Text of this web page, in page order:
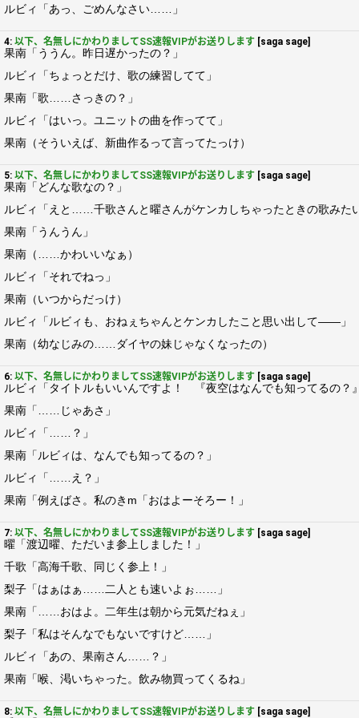
ルビィ「あっ、ごめんなさい……」
4: 以下、名無しにかわりましてSS速報VIPがお送りします [saga sage]
果南「ううん。昨日遅かったの？」
ルビィ「ちょっとだけ、歌の練習してて」
果南「歌……さっきの？」
ルビィ「はいっ。ユニットの曲を作ってて」
果南（そういえば、新曲作るって言ってたっけ）
5: 以下、名無しにかわりましてSS速報VIPがお送りします [saga sage]
果南「どんな歌なの？」
ルビィ「えと……千歌さんと曜さんがケンカしちゃったときの歌みた
果南「うんうん」
果南（……かわいいなぁ）
ルビィ「それでねっ」
果南（いつからだっけ）
ルビィ「ルビィも、おねぇちゃんとケンカしたこと思い出して――」
果南（幼なじみの……ダイヤの妹じゃなくなったの）
6: 以下、名無しにかわりましてSS速報VIPがお送りします [saga sage]
ルビィ「タイトルもいいんですよ！ 『夜空はなんでも知ってるの？
果南「……じゃあさ」
ルビィ「……？」
果南「ルビィは、なんでも知ってるの？」
ルビィ「……え？」
果南「例えばさ。私のきm「おはよーそろー！」
7: 以下、名無しにかわりましてSS速報VIPがお送りします [saga sage]
曜「渡辺曜、ただいま参上しました！」
千歌「高海千歌、同じく参上！」
梨子「はぁはぁ……二人とも速いよぉ……」
果南「……おはよ。二年生は朝から元気だねぇ」
梨子「私はそんなでもないですけど……」
ルビィ「あの、果南さん……？」
果南「喉、渇いちゃった。飲み物買ってくるね」
8: 以下、名無しにかわりましてSS速報VIPがお送りします [saga sage]